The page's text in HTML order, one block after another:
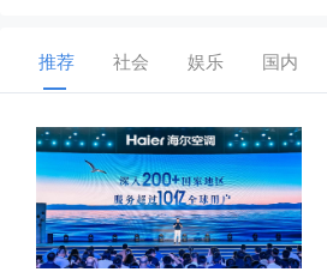
推荐 社会 娱乐 国内